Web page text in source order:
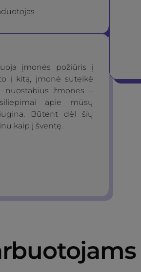
įmonės požiūris į
į kitą, įmonė suteikė
žmones –
apie mūsų
Būtent dėl šių
kaip į šventę.